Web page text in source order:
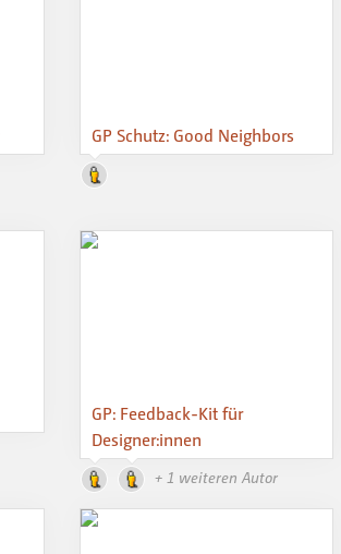
GP Schutz: Good Neighbors
GP: Feedback-Kit für
Designer:innen
+ 1 weiteren Autor